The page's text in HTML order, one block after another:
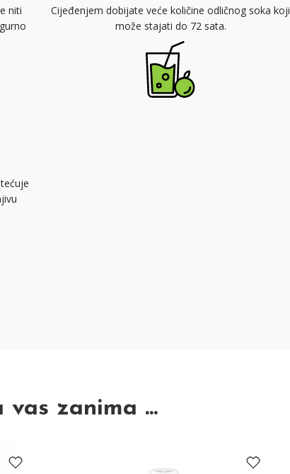
niti
Cijeđenjem dobijate veće količine odličnog soka koji
može stajati do 72 sata.
vas zanima ...